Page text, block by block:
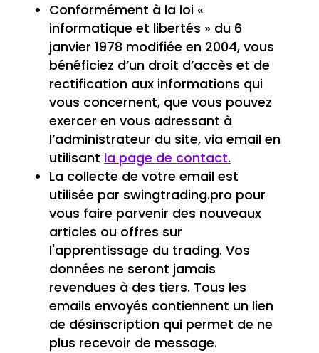
Conformément à la loi «
informatique et libertés » du 6
janvier 1978 modifiée en 2004, vous
bénéficiez d’un droit d’accès et de
rectification aux informations qui
vous concernent, que vous pouvez
exercer en vous adressant à
l’administrateur du site, via email en
utilisant la page de contact.
La collecte de votre email est
utilisée par swingtrading.pro pour
vous faire parvenir des nouveaux
articles ou offres sur
l'apprentissage du trading. Vos
données ne seront jamais
revendues à des tiers. Tous les
emails envoyés contiennent un lien
de désinscription qui permet de ne
plus recevoir de message.